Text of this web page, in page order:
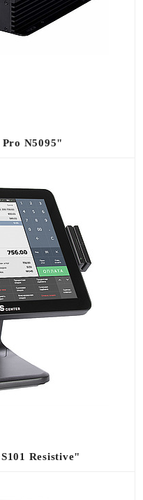
Pro N5095"
Resistive"